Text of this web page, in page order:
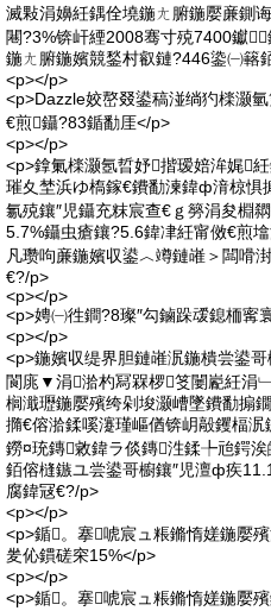
滅敤涓嬶紝鍝佺墝鍦ㄤ腑鍦嬮亷鍘
闀?3%锛屽緸2008骞寸殑7400钀
鍦ㄤ腑鍦嬪競鍫村叡鏈?446鍌㈠簵
<p></p>
<p>Dazzle姣嶅叕鍙稿湴绱犳檪灏
€煎鑷?83鍎勫厓</p>
<p></p>
<p>鎿氭檪灏氬晢妤揩瑷婄洠娓
璀夊埜浜ゆ槗鎵€鐨勫湅鍏ф湇椋惧
氱殑鑲″児鑷充粖宸查€ｇ簩涓夋棩
5.7%鑷虫瘡鑲?5.6鍏冿紝甯傚€煎
凡瓒呴亷鍦嬪収鍙︿竴鏈嶉＞闆嗗
€?/p>
<p></p>
<p>娉㈠徃鐧?8璨″勾鏀跺叆鎴栭寗
<p></p>
<p>鍦嬪収缇界胆鏈嶉泦鍦樻尝鍙
閬庣▼涓湁杓冩槑椤笅闄嶏紝涓
榈濈瓑鍦嬮殯绔剁埈灏嶆墜鐨勫搧
撱€傛湁鍒嗘瀽瑾嶇偤锛岄毃钁楅
鐒¤珫鏄敹鍏ラ倓鏄泩鍒╄兘鍔
銆傛槰鏃ユ尝鍙哥櫥鑲″児澶ф疾
腐鍏冦€?/p>
<p></p>
<p>鍎。搴唬宸ュ粻鏅惰嫅鍦嬮
夎伈鏆磋穼15%</p>
<p></p>
<p>鍎。搴唬宸ュ粻鏅惰嫅鍦嬮